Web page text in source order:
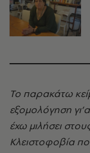
Το παρακάτω
εξομολόγηση
έχω μιλήσει
Κλειστοφοβία